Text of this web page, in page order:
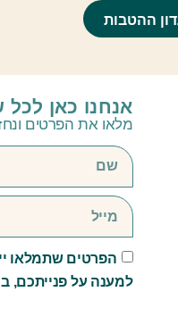
ההטבות
במתמטיקה
אנחנו כאן
מלאו את הפרטים
הפרטים שתמלאו
למענה על פנייתכם,